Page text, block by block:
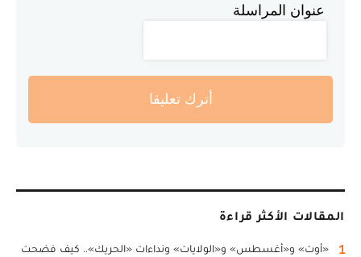
عنوان المراسلة
أترك تعليقا
المقالات الأكثر قراءة
1
«أوت» و«أغسطس» و«الولايات» ونداءات «الحريك».. كيف فضحت